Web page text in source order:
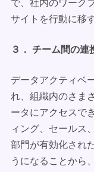
で、社内のワーク
サイトを行動に移
３． チーム間の連
データアクティベ
れ、組織内のさま
ータにアクセスで
ィング、セールス
部門が有効化され
うになることから